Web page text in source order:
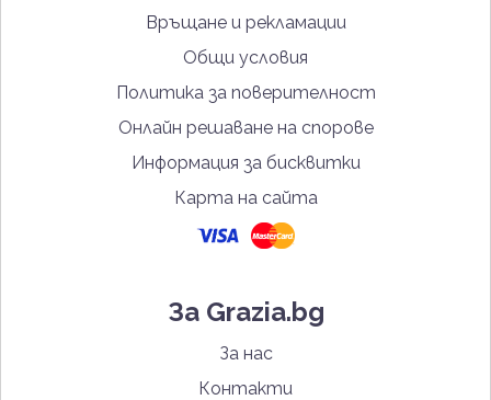
Връщане и рекламации
Общи условия
Политика за поверителност
Онлайн решаване на спорове
Информация за бисквитки
Карта на сайта
За Grazia.bg
За нас
Контакти